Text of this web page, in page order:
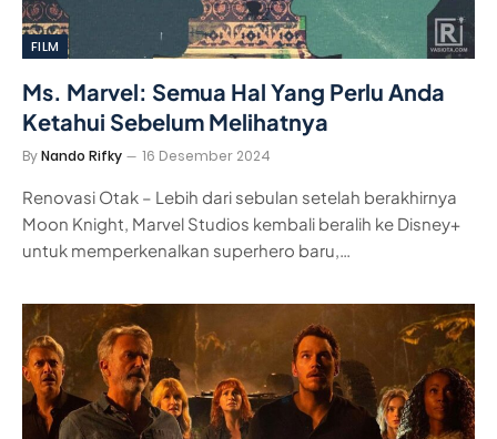
FILM
Ms. Marvel: Semua Hal Yang Perlu Anda
Ketahui Sebelum Melihatnya
ByNando Rifky 16 Desember 2024
Renovasi Otak – Lebih dari sebulan setelah berakhirnya
Moon Knight, Marvel Studios kembali beralih ke Disney+
untuk memperkenalkan superhero baru,…